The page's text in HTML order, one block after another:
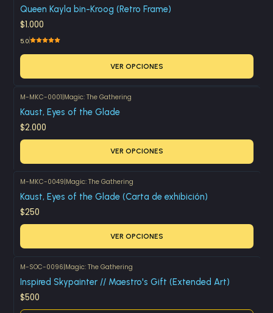
Queen Kayla bin-Kroog (Retro Frame)
$1.000
5.0
VER OPCIONES
M-MKC-0001|Magic: The Gathering
Kaust, Eyes of the Glade
$2.000
VER OPCIONES
M-MKC-0049|Magic: The Gathering
Kaust, Eyes of the Glade (Carta de exhibición)
$250
VER OPCIONES
Agotado
M-SOC-0096|Magic: The Gathering
Inspired Skypainter // Maestro's Gift (Extended Art)
$500